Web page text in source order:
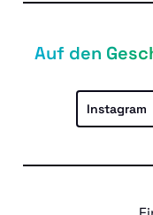
Auf den
Instagram